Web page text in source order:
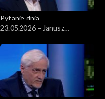
Pytanie dnia
23.05.2026 – Janusz